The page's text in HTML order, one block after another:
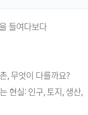
들여다보다
, 무엇이 다를까요?
현실: 인구, 토지, 생산,